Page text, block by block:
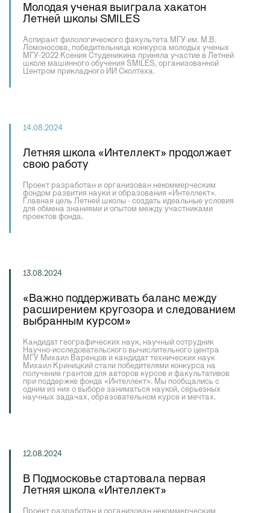
Молодая ученая выиграла хакатон
Летней школы SMILES
Аспирант филологического факультета МГУ им. М.В.
Ломоносова, победительница конкурса молодых ученых
МГУ-2022 Ксения Студеникина приняла участие в Летней
школе машинного обучения SMILES, организованной
Центром прикладного ИИ Сколтеха.
14.08.2024
Летняя школа «Интеллект» продолжает
свою работу
Проект разработан и организован некоммерческим
фондом развития науки и образования «Интеллект».
Главная цель Летней школы - создать идеальные условия
для обмена знаниями и опытом между участниками
проектов фонда.
13.08.2024
«Важно поддерживать баланс между
расширением кругозора и следованием
выбранным курсом»
Кандидат географических наук, научный сотрудник
Научно-исследовательского вычислительного центра
МГУ Михаил Варенцов и кандидат технических наук
Михаил Криницкий стали победителями конкурса на
получение грантов для авторов курсов и факультативов
при поддержке фонда «Интеллект». Мы пообщались с
одним из них о выборе заниматься наукой, серьезных
научных задачах, образовательном курсе и мечтах.
12.08.2024
В Подмосковье стартовала первая
Летняя школа «Интеллект»